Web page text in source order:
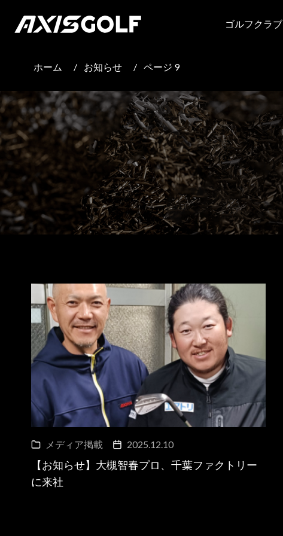
ゴルフクラブ
ホーム / お知らせ / ページ 9
メディア掲載 2025.12.10
【お知らせ】大槻智春プロ、千葉ファクトリー
に来社